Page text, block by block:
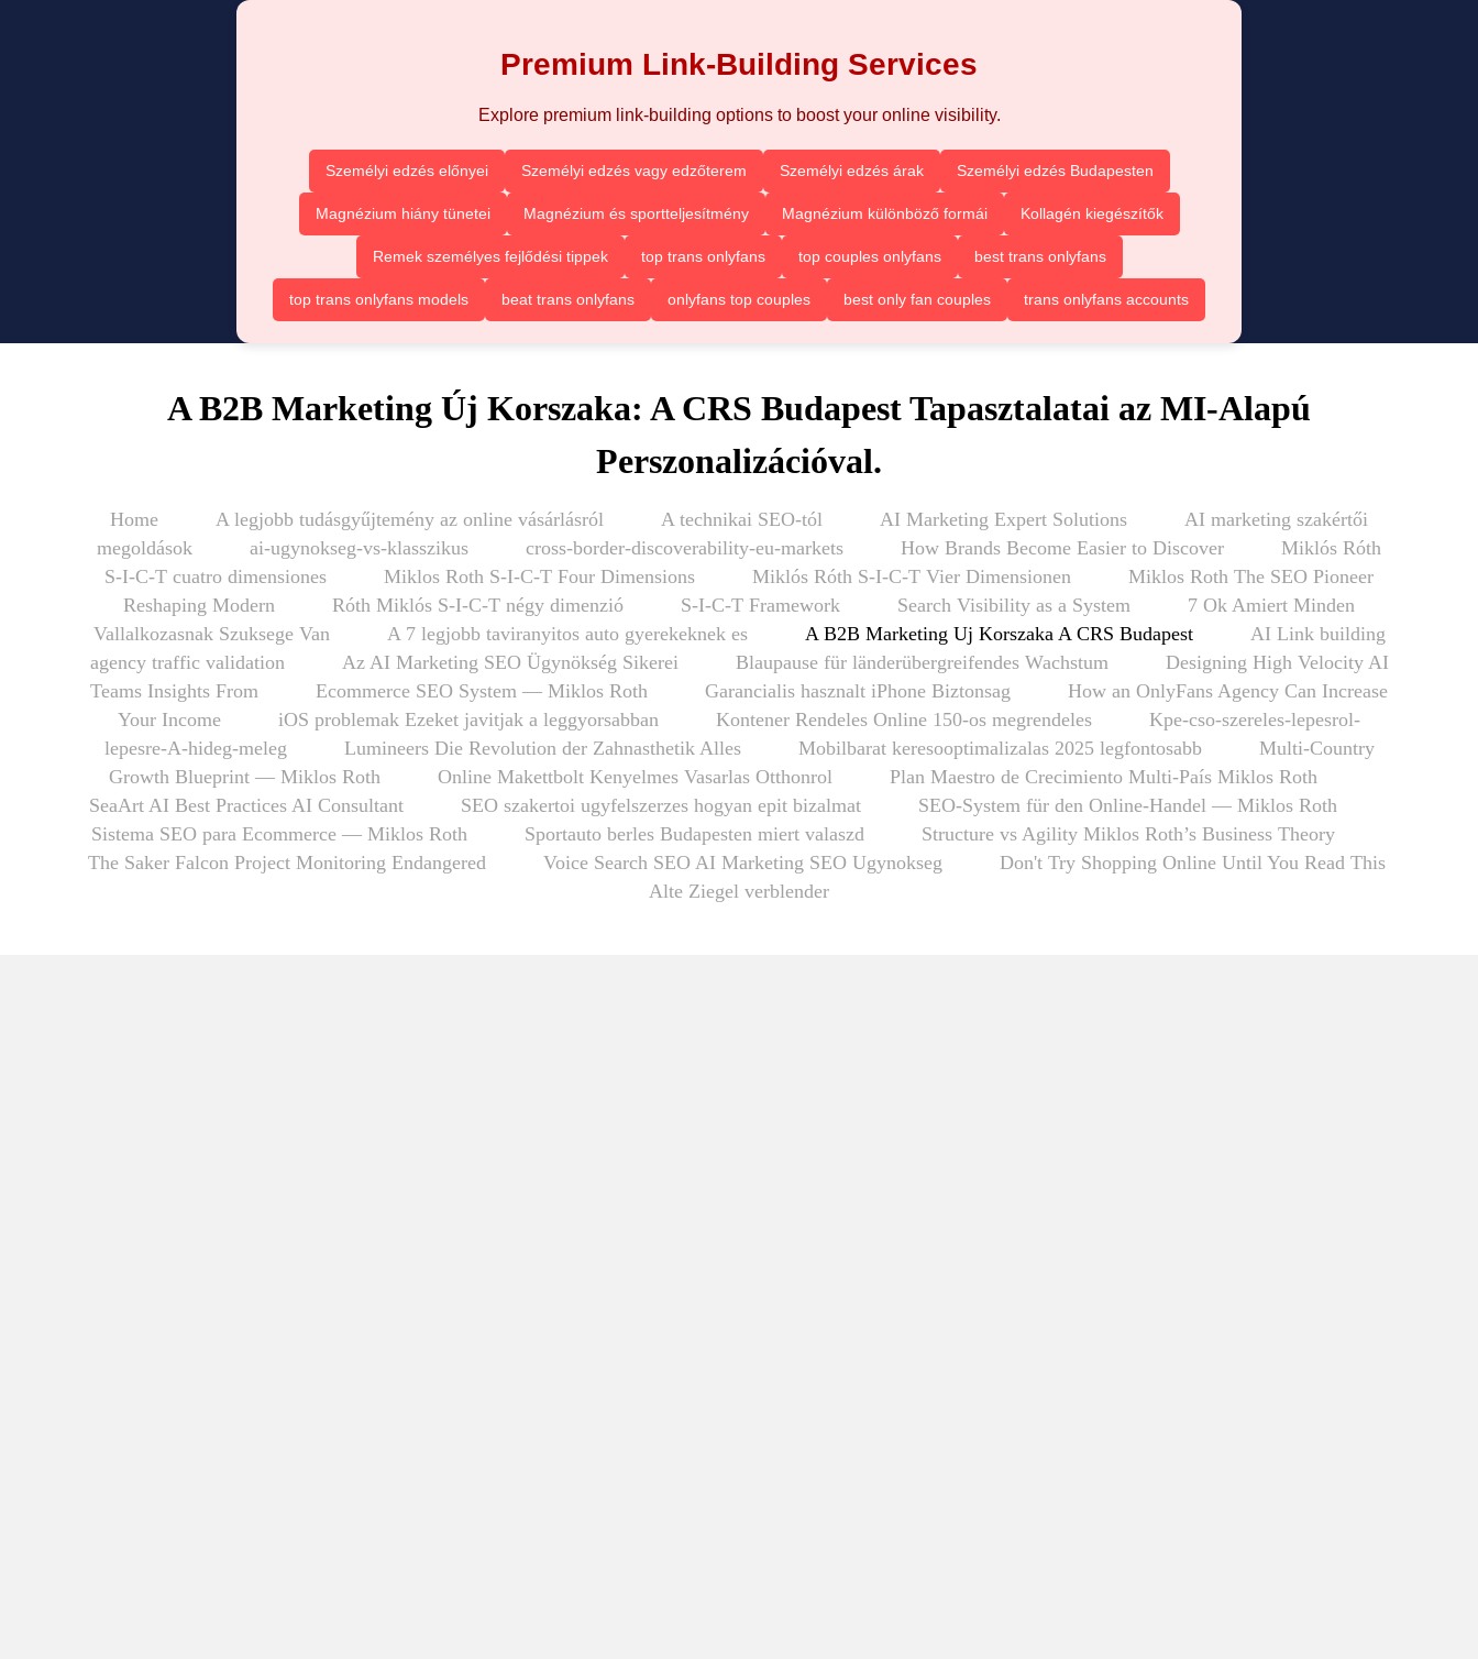
Premium Link-Building Services
Explore premium link-building options to boost your online visibility.
Személyi edzés előnyei Személyi edzés vagy edzőterem Személyi edzés árak Személyi edzés Budapesten
Magnézium hiány tünetei Magnézium és sportteljesítmény Magnézium különböző formái Kollagén kiegészítők
Remek személyes fejlődési tippek top trans onlyfans top couples onlyfans best trans onlyfans
top trans onlyfans models beat trans onlyfans onlyfans top couples best only fan couples trans onlyfans accounts
A B2B Marketing Új Korszaka: A CRS Budapest Tapasztalatai az MI-Alapú
Perszonalizációval.
Home A legjobb tudásgyűjtemény az online vásárlásról A technikai SEO-tól AI Marketing Expert Solutions
AI marketing szakértői
megoldások
ai-ugynokseg-vs-klasszikus cross-border-discoverability-eu-markets How Brands Become Easier to Discover
Miklós Róth
S-I-C-T cuatro dimensiones
Miklos Roth S-I-C-T Four Dimensions Miklós Róth S-I-C-T Vier Dimensionen
Miklos Roth The SEO Pioneer
Reshaping Modern
Róth Miklós S-I-C-T négy dimenzió S-I-C-T Framework Search Visibility as a System
7 Ok Amiert Minden
Vallalkozasnak Szuksege Van
A 7 legjobb taviranyitos auto gyerekeknek es A B2B Marketing Uj Korszaka A CRS Budapest
AI Link building
agency traffic validation
Az AI Marketing SEO Ügynökség Sikerei Blaupause für länderübergreifendes Wachstum
Designing High Velocity AI
Teams Insights From
Ecommerce SEO System — Miklos Roth Garancialis hasznalt iPhone Biztonsag
How an OnlyFans Agency Can Increase
Your Income
iOS problemak Ezeket javitjak a leggyorsabban Kontener Rendeles Online 150-os megrendeles
Kpe-cso-szereles-lepesrol-
lepesre-A-hideg-meleg
Lumineers Die Revolution der Zahnasthetik Alles Mobilbarat keresooptimalizalas 2025 legfontosabb
Multi-Country
Growth Blueprint — Miklos Roth
Online Makettbolt Kenyelmes Vasarlas Otthonrol
Plan Maestro de Crecimiento Multi-País Miklos Roth
SeaArt AI Best Practices AI Consultant
SEO szakertoi ugyfelszerzes hogyan epit bizalmat
SEO-System für den Online-Handel — Miklos Roth
Sistema SEO para Ecommerce — Miklos Roth
Sportauto berles Budapesten miert valaszd
Structure vs Agility Miklos Roth’s Business Theory
The Saker Falcon Project Monitoring Endangered
Voice Search SEO AI Marketing SEO Ugynokseg
Don't Try Shopping Online Until You Read This
Alte Ziegel verblender